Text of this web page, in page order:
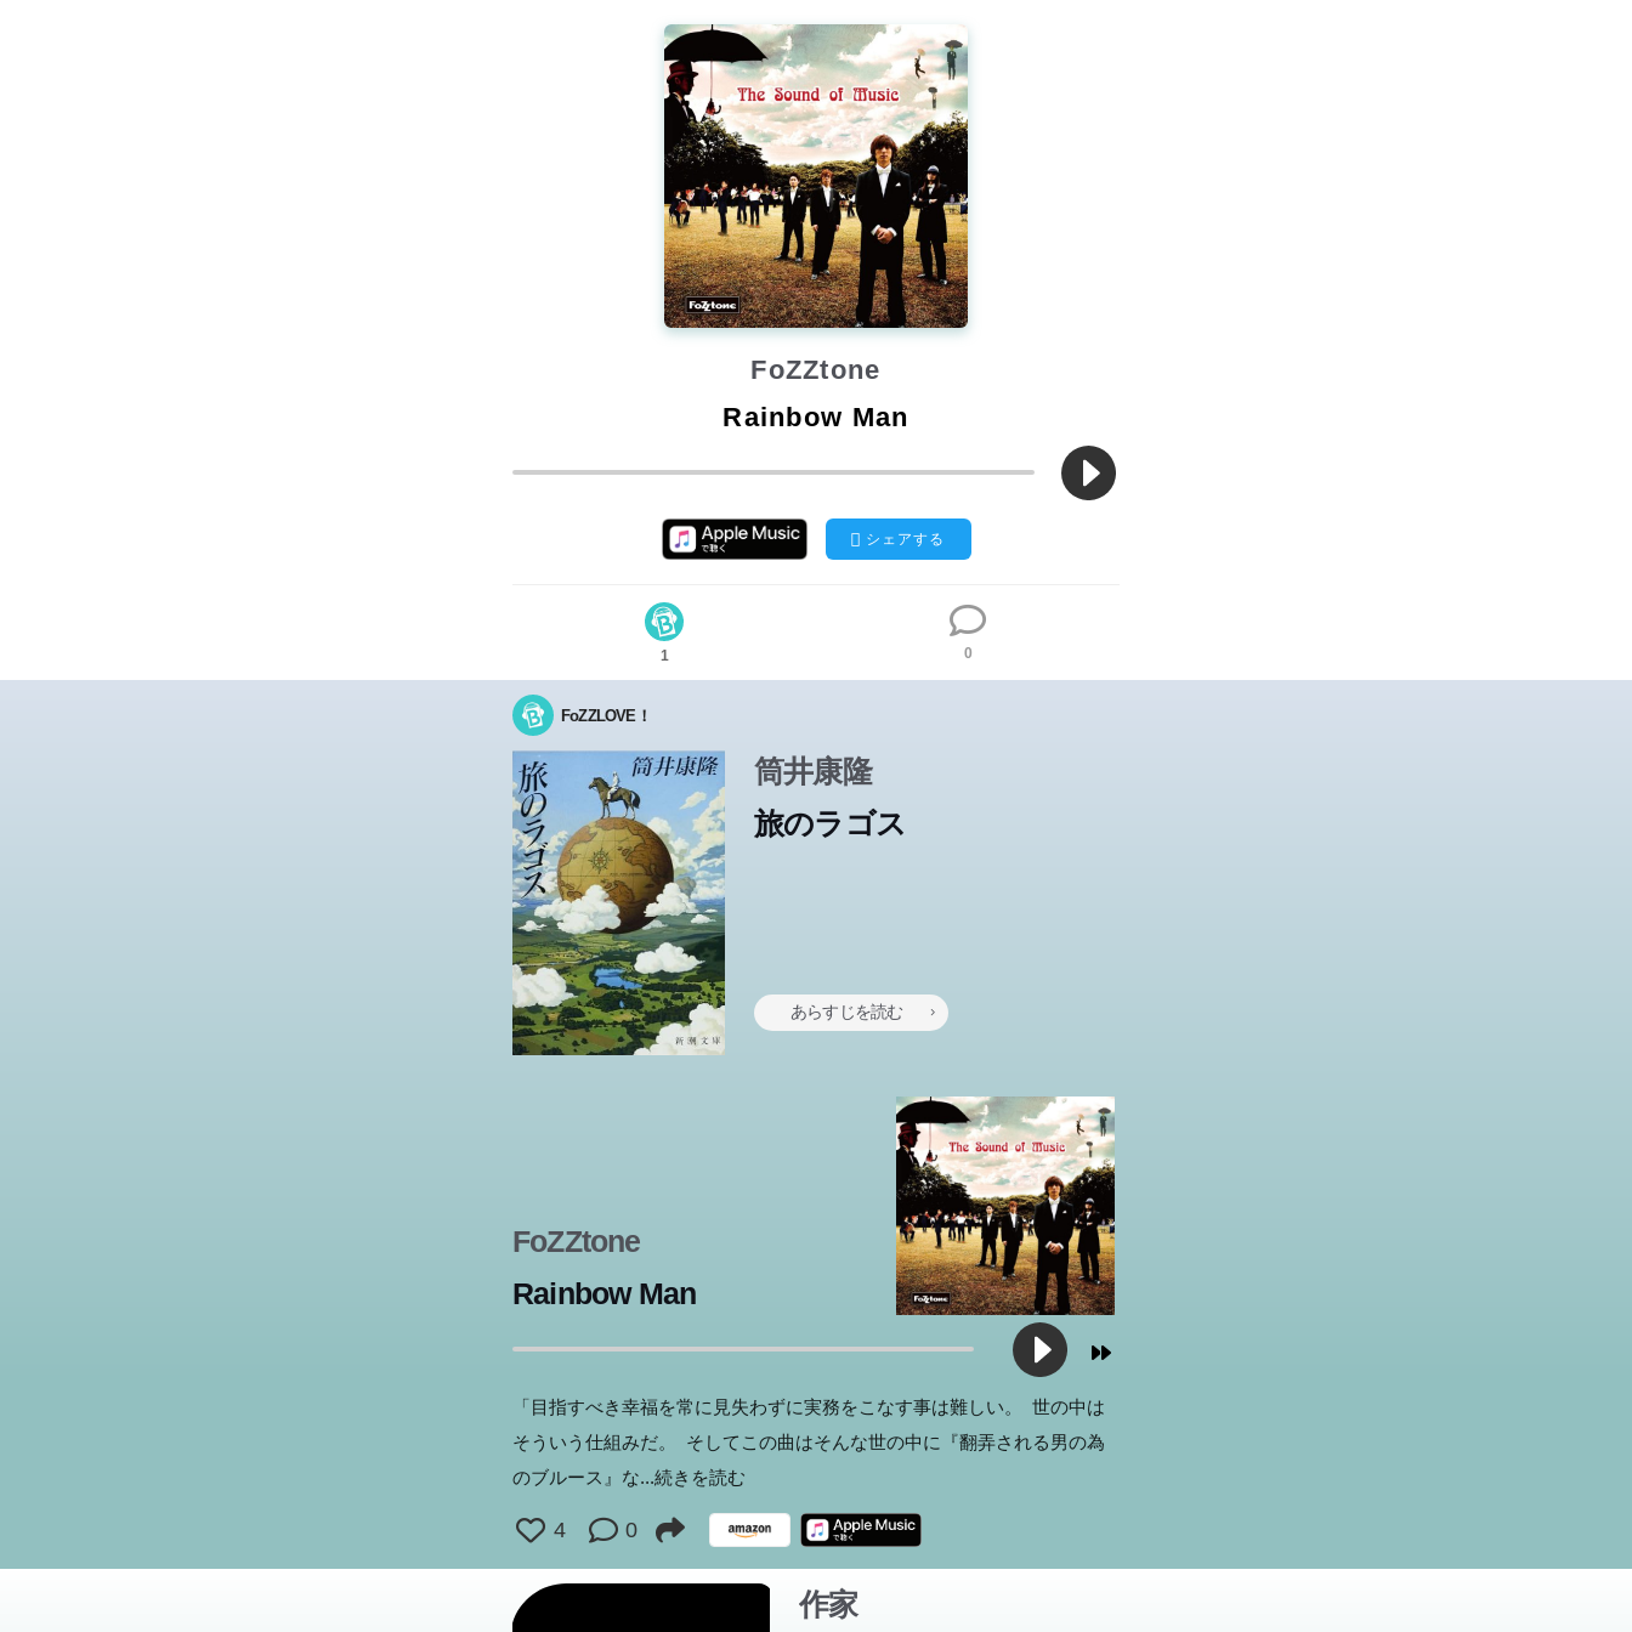
FoZZtone
Rainbow Man
シェアする
1 0
FoZZLOVE！
筒井康隆
旅のラゴス
あらすじを読む
びとが超能力を獲得しだした「この世界」で、ひたすら旅を続ける男ラゴ
ス。集団転移、壁抜けなどの体験を繰り返し、二度も奴隷の身に落とされ
ながら、生涯をかけて旅をするラゴスの目的は何か?異空間と異時間がク
ロスする不思議な物語世界に人間の一生と文明の消長をかっちりと構築し
FoZZtone
Rainbow Man
「目指すべき幸福を常に見失わずに実務をこなす事は難しい。 世の中は
そういう仕組みだ。 そしてこの曲はそんな世の中に『翻弄される男の為
のブルース』な...続きを読む
4 0
作家